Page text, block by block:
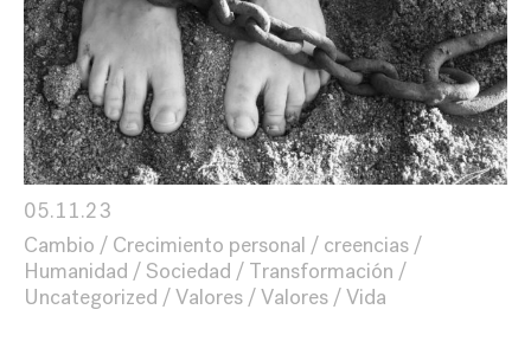
05.11.23
Cambio
Crecimiento personal
creencias
Humanidad
Sociedad
Transformación
Uncategorized
Valores Valores Vida